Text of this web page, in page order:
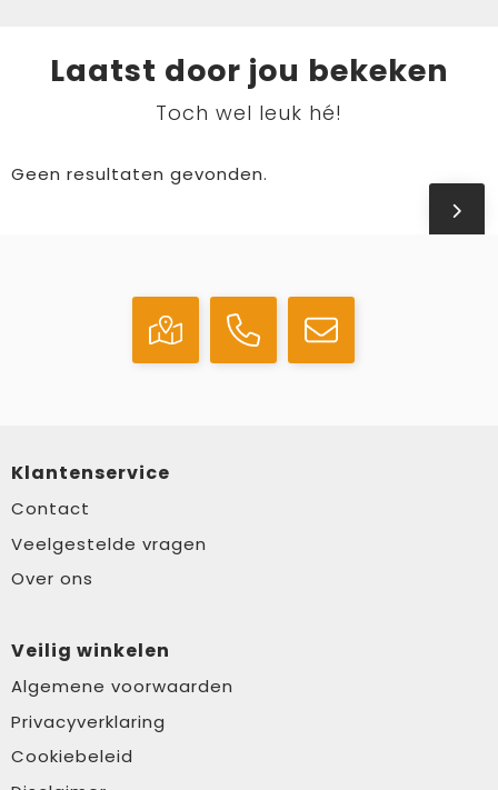
Laatst door jou bekeken
Toch wel leuk hé!
Geen resultaten gevonden.
Klantenservice
Contact
Veelgestelde vragen
Over ons
Veilig winkelen
Algemene voorwaarden
Privacyverklaring
Cookiebeleid